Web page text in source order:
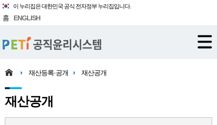
이 누리집은 대한민국 공식 전자정부 누리집입니다.
홈 ENGLISH
재산등록·공개 재산공개
재산공개